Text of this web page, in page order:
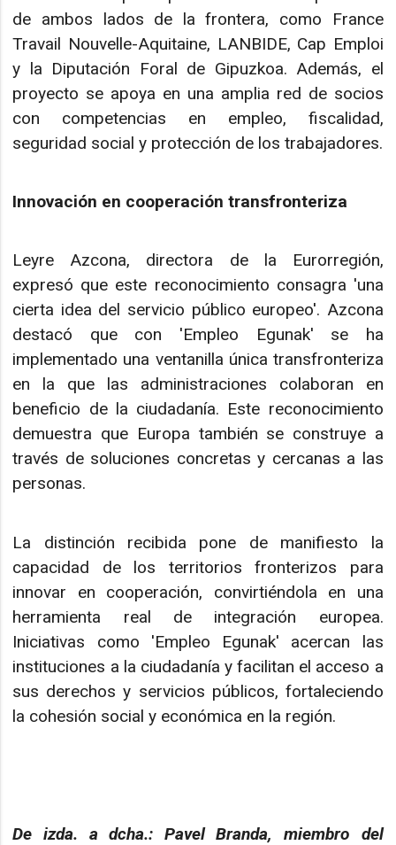
de ambos lados de la frontera, como France
Travail Nouvelle-Aquitaine, LANBIDE, Cap Emploi
y la Diputación Foral de Gipuzkoa. Además, el
proyecto se apoya en una amplia red de socios
con competencias en empleo, fiscalidad,
seguridad social y protección de los trabajadores.
Innovación en cooperación transfronteriza
Leyre Azcona, directora de la Eurorregión,
expresó que este reconocimiento consagra 'una
cierta idea del servicio público europeo'. Azcona
destacó que con 'Empleo Egunak' se ha
implementado una ventanilla única transfronteriza
en la que las administraciones colaboran en
beneficio de la ciudadanía. Este reconocimiento
demuestra que Europa también se construye a
través de soluciones concretas y cercanas a las
personas.
La distinción recibida pone de manifiesto la
capacidad de los territorios fronterizos para
innovar en cooperación, convirtiéndola en una
herramienta real de integración europea.
Iniciativas como 'Empleo Egunak' acercan las
instituciones a la ciudadanía y facilitan el acceso a
sus derechos y servicios públicos, fortaleciendo
la cohesión social y económica en la región.
De izda. a dcha.: Pavel Branda, miembro del